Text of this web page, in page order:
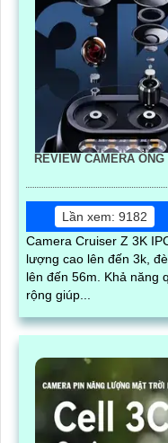
REVIEW CAMERA
Lần xem: 9182
Camera Cruiser Z 3K
lượng cao lên đến 3k,
lên đến 56m. Khả năng quay xoay, zoom 12x cùng góc nhìn
rộng giúp...